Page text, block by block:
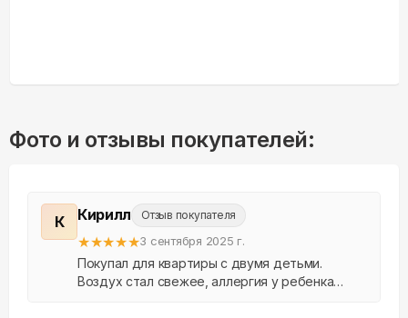
Фото и отзывы покупателей:
К Кирилл Отзыв покупателя
★★★★★3 сентября 2025 г.
Покупал для квартиры с двумя детьми.
Воздух стал свежее, аллергия у ребенка